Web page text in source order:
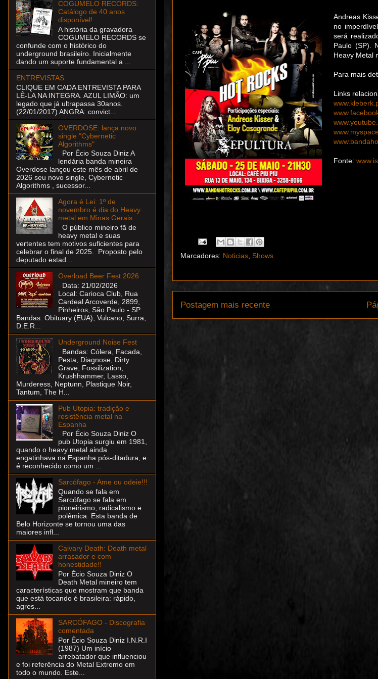
Andreas
no
será
Paulo (SP).
Heavy Metal
Para mais
Links
Fonte:
Marcadores: Noticias Shows
Postagem mais recente
COGUMELO RECORDS:
Catálogo de 40 anos
disponível!
A história da gravadora
COGUMELO RECORDS se
confunde com o histórico do
underground brasileiro. Inicialmente
dando um suporte fundamental a ...
ENTREVISTAS
CLIQUE EM CADA ENTREVISTA PARA
LÊ-LA NA INTEGRA. AZUL LIMÃO: um
legado que já ultrapassa 30anos.
(22/01/2017) ANGRA: convict...
OVERDOSE: lança novo
single "Cybernetic
Algorithms"
Por Écio Souza Diniz A
lendária banda mineira
Overdose lançou este mês de abril de
2026 seu novo single, Cybernetic
Algorithms , sucessor...
Agora é Lei: 1º de
novembro é dia do Heavy
metal em Minas Gerais
O público mineiro fã de
heavy metal e suas
vertentes tem motivos suficientes para
celebrar o final de 2025. Proposto pelo
deputado estad...
Overload Beer Fest 2026
Data: 21/02/2026
Local: Carioca Club, Rua
Cardeal Arcoverde, 2899,
Pinheiros, São Paulo - SP
Bandas: Obituary (EUA), Vulcano, Surra,
D.E.R...
Underground Noise Fest
Bandas: Cólera, Facada,
Pesta, Diagnose, Dirty
Grave, Fossilization,
Krushhammer, Lasso,
Murderess, Neptunn, Plastique Noir,
Tantum, The H...
Pub Utopia: tradição e
resistência metal na
Espanha
Por Écio Souza Diniz O
pub Utopia surgiu em 1981,
quando o heavy metal ainda
engatinhava na Espanha pós-ditadura, e
é reconhecido como um ...
Sarcófago - Ame ou odeie!!!
Quando se fala em
Sarcófago se fala em
pioneirismo, radicalismo e
polêmica. Esta banda de
Belo Horizonte se tornou uma das
maiores infl...
Calvary Death: Death metal
arrasador e com
honestidade!!
Por Écio Souza Diniz O
Death Metal mineiro tem
características que mostram que banda
que está tocando é brasileira: rápido,
agres...
SARCÓFAGO - Discografia
comentada
Por Écio Souza Diniz I.N.R.I
(1987) Um início
arrebatador que influenciou
e foi referência do Metal Extremo em
todo o mundo. Este...